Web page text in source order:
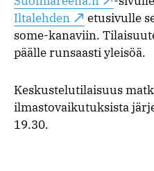
Iltalehden
etusivulle
some-kanaviin.
päälle runsaasti yleisöä.
Keskustelutilaisuus
ilmastovaikutuksista
19.30.